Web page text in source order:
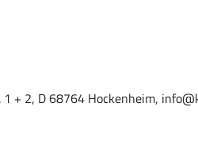
+ 2, D 68764 Hockenheim,